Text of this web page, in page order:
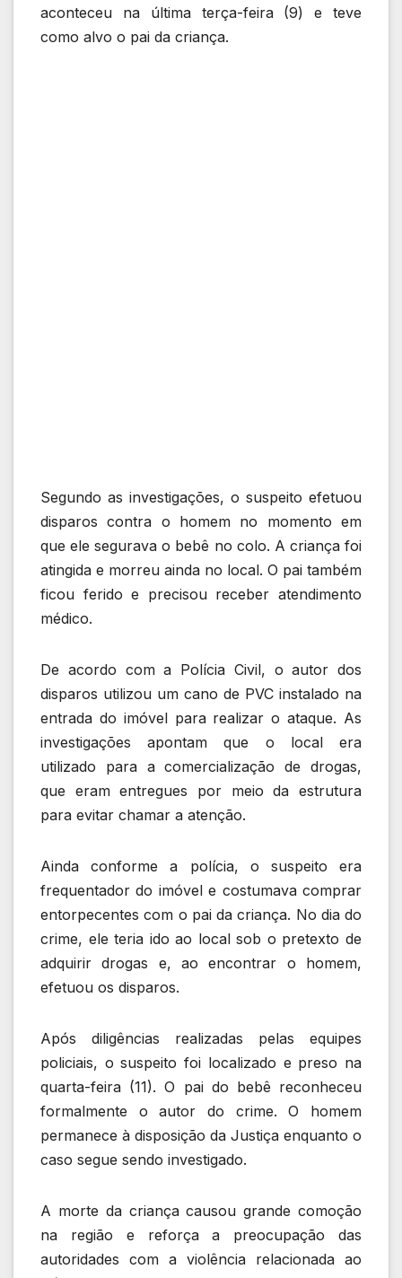
aconteceu na última terça-feira (9) e teve
como alvo o pai da criança.
Segundo as investigações, o suspeito efetuou
disparos contra o homem no momento em
que ele segurava o bebê no colo. A criança foi
atingida e morreu ainda no local. O pai também
ficou ferido e precisou receber atendimento
médico.
De acordo com a Polícia Civil, o autor dos
disparos utilizou um cano de PVC instalado na
entrada do imóvel para realizar o ataque. As
investigações apontam que o local era
utilizado para a comercialização de drogas,
que eram entregues por meio da estrutura
para evitar chamar a atenção.
Ainda conforme a polícia, o suspeito era
frequentador do imóvel e costumava comprar
entorpecentes com o pai da criança. No dia do
crime, ele teria ido ao local sob o pretexto de
adquirir drogas e, ao encontrar o homem,
efetuou os disparos.
Após diligências realizadas pelas equipes
policiais, o suspeito foi localizado e preso na
quarta-feira (11). O pai do bebê reconheceu
formalmente o autor do crime. O homem
permanece à disposição da Justiça enquanto o
caso segue sendo investigado.
A morte da criança causou grande comoção
na região e reforça a preocupação das
autoridades com a violência relacionada ao